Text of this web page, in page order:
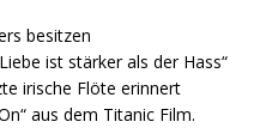
besitzen
ist stärker als der Hass“
irische Flöte erinnert
aus dem Titanic Film.